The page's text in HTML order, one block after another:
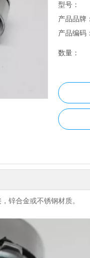
型号：
产品品牌：
产品编码：
数量：
锌合金或不锈钢材质。